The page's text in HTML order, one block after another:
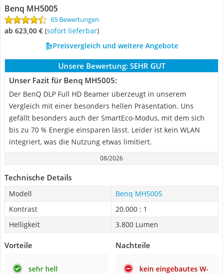
Benq MH5005
65 Bewertungen
ab 623,00 € ( Sofort lieferbar)
Preisvergleich und weitere Angebote
Unsere Bewertung: SEHR GUT
Unser Fazit für Benq MH5005:
Der BenQ DLP Full HD Beamer überzeugt in unserem
Vergleich mit einer besonders hellen Präsentation. Uns
gefällt besonders auch der SmartEco-Modus, mit dem sich
bis zu 70 % Energie einsparen lässt. Leider ist kein WLAN
integriert, was die Nutzung etwas limitiert.
08/2026
Technische Details
Modell
Benq MH5005
Kontrast
20.000 : 1
Helligkeit
3.800 Lumen
Vorteile
sehr hell
Nachteile
kein eingebautes W-